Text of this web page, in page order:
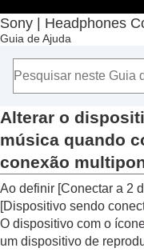
Sony | Headphones
Guia de Ajuda
Início
Introdução
Como usar
Sobre o Painel “
Funções
Detecção de
automático
ruído (
Alterar o
conexão
conectado)
Alterar o
música
Alterar o
música quando
conexão
Ao definir [Conectar a 2
[Dispositivo sendo
O dispositivo com o
um dispositivo de